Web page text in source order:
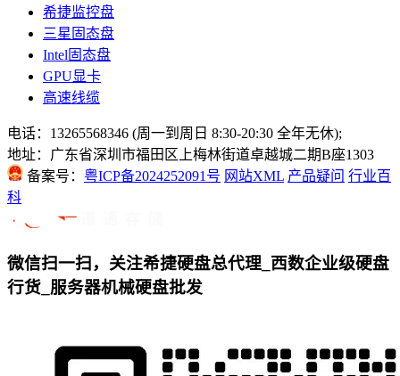
希捷监控盘
三星固态盘
Intel固态盘
GPU显卡
高速线缆
电话：13265568346 (周一到周日 8:30-20:30 全年无休);
地址：广东省深圳市福田区上梅林街道卓越城二期B座1303
备案号： 粤ICP备2024252091号 网站XML 产品疑问 行业百
科
微信扫一扫，关注希捷硬盘总代理_西数企业级硬盘
行货_服务器机械硬盘批发